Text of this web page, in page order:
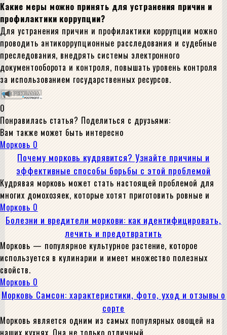
Какие меры можно принять для устранения причин и
профилактики коррупции?
Для устранения причин и профилактики коррупции можно
проводить антикоррупционные расследования и судебные
преследования, внедрять системы электронного
документооборота и контроля, повышать уровень контроля
за использованием государственных ресурсов.
0
Понравилась статья? Поделиться с друзьями:
Вам также может быть интересно
Морковь 0
Почему морковь кудрявится? Узнайте причины и
эффективные способы борьбы с этой проблемой
Кудрявая морковь может стать настоящей проблемой для
многих домохозяек, которые хотят приготовить ровные и
Морковь 0
Болезни и вредители моркови: как идентифицировать,
лечить и предотвратить
Морковь — популярное культурное растение, которое
используется в кулинарии и имеет множество полезных
свойств.
Морковь 0
Морковь Самсон: характеристики, фото, уход и отзывы о
сорте
Морковь является одним из самых популярных овощей на
наших кухнях. Она не только отличный